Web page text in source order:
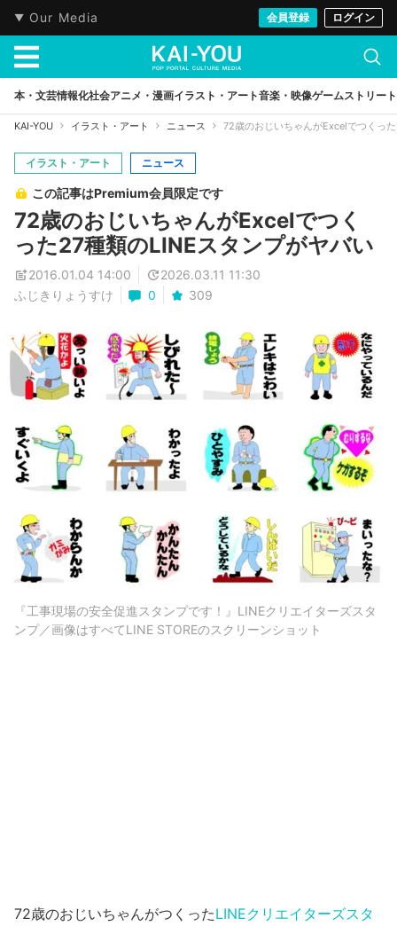
Our Media 会員登録 ログイン
本・文芸情報化社会アニメ・漫画イラスト・アート音楽・映像ゲームストリート
KAI-YOU イラスト・アート ニュース 72歳のおじいちゃんがExcelでつくっ
イラスト・アート ニュース
この記事はPremium会員限定です
72歳のおじいちゃんがExcelでつく
った27種類のLINEスタンプがヤバい
2016.01.04 14:00
2026.03.11 11:30
ふじきりょうすけ
0 309
『工事現場の安全促進スタンプです！』LINEクリエイターズスタ
ンプ／画像はすべてLINE STOREのスクリーンショット
72歳のおじいちゃんがつくったLINEクリエイターズスタ